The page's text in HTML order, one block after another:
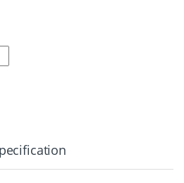
Kabı 3 Buton quantity